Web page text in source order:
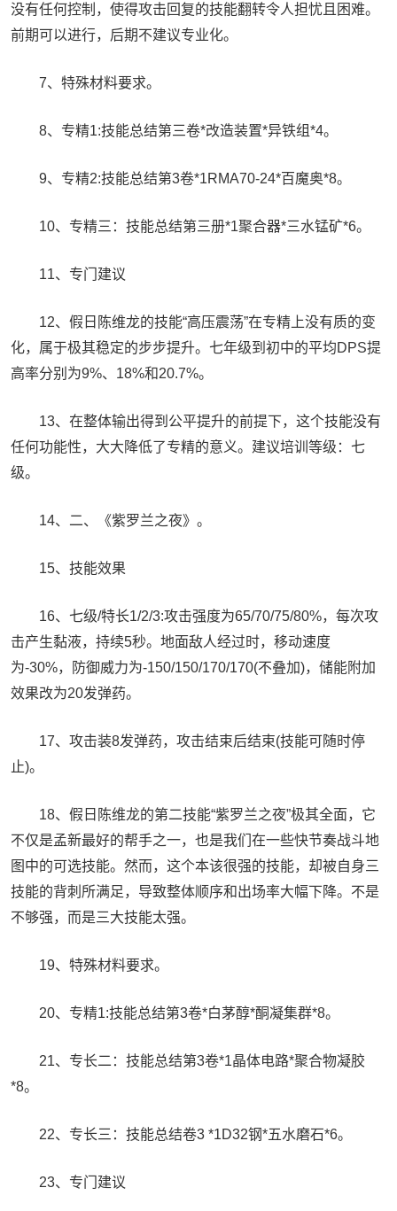
没有任何控制，使得攻击回复的技能翻转令人担忧且困难。
前期可以进行，后期不建议专业化。
7、特殊材料要求。
8、专精1:技能总结第三卷*改造装置*异铁组*4。
9、专精2:技能总结第3卷*1RMA70-24*百魔奥*8。
10、专精三：技能总结第三册*1聚合器*三水锰矿*6。
11、专门建议
12、假日陈维龙的技能“高压震荡”在专精上没有质的变
化，属于极其稳定的步步提升。七年级到初中的平均DPS提
高率分别为9%、18%和20.7%。
13、在整体输出得到公平提升的前提下，这个技能没有
任何功能性，大大降低了专精的意义。建议培训等级：七
级。
14、二、《紫罗兰之夜》。
15、技能效果
16、七级/特长1/2/3:攻击强度为65/70/75/80%，每次攻
击产生黏液，持续5秒。地面敌人经过时，移动速度
为-30%，防御威力为-150/150/170/170(不叠加)，储能附加
效果改为20发弹药。
17、攻击装8发弹药，攻击结束后结束(技能可随时停
止)。
18、假日陈维龙的第二技能“紫罗兰之夜”极其全面，它
不仅是孟新最好的帮手之一，也是我们在一些快节奏战斗地
图中的可选技能。然而，这个本该很强的技能，却被自身三
技能的背刺所满足，导致整体顺序和出场率大幅下降。不是
不够强，而是三大技能太强。
19、特殊材料要求。
20、专精1:技能总结第3卷*白茅醇*酮凝集群*8。
21、专长二：技能总结第3卷*1晶体电路*聚合物凝胶
*8。
22、专长三：技能总结卷3 *1D32钢*五水磨石*6。
23、专门建议